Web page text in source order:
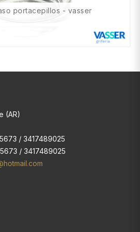
portacepillos - vasser
(AR)
/ 3417489025
/ 3417489025